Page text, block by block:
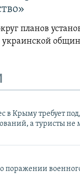
планов
украинской
в Крыму требует
а туристы не
поражении